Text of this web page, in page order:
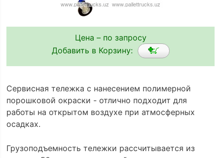
Цена – по запросу
Добавить в Корзину:
Сервисная тележка с нанесением полимерной
порошковой окраски - отлично подходит для
работы на открытом воздухе при атмосферных
осадках.
Грузоподъемность тележки рассчитывается из